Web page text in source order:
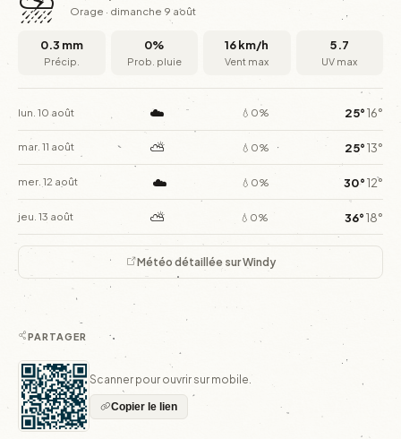
Orage · dimanche 9 août
0.3 mm
Précip.
0%
Prob. pluie
16 km/h
Vent max
5.7
UV max
lun. 10 août ☁️ 💧0% 25°16°
mar. 11 août ⛅ 💧0% 25°13°
mer. 12 août ☁️ 💧0% 30°12°
jeu. 13 août ⛅ 💧0% 36°18°
Météo détaillée sur Windy
PARTAGER
Scanner pour ouvrir sur mobile.
Copier le lien